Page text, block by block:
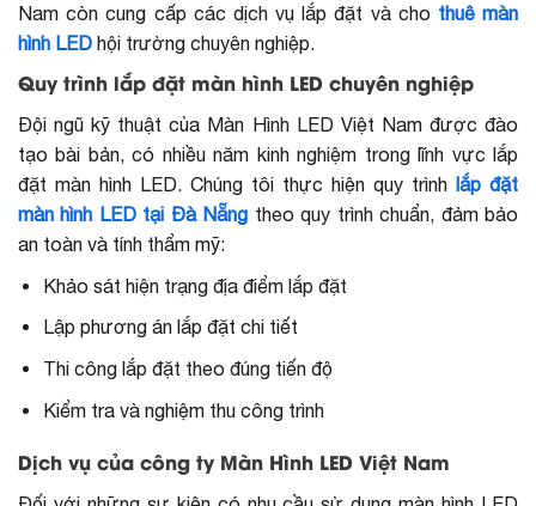
Nam còn cung cấp các dịch vụ lắp đặt và cho thuê màn
hình LED hội trường chuyên nghiệp.
Quy trình lắp đặt màn hình LED chuyên nghiệp
Đội ngũ kỹ thuật của Màn Hình LED Việt Nam được đào
tạo bài bản, có nhiều năm kinh nghiệm trong lĩnh vực lắp
đặt màn hình LED. Chúng tôi thực hiện quy trình lắp đặt
màn hình LED tại Đà Nẵng theo quy trình chuẩn, đảm bảo
an toàn và tính thẩm mỹ:
Khảo sát hiện trạng địa điểm lắp đặt
Lập phương án lắp đặt chi tiết
Thi công lắp đặt theo đúng tiến độ
Kiểm tra và nghiệm thu công trình
Dịch vụ của công ty Màn Hình LED Việt Nam